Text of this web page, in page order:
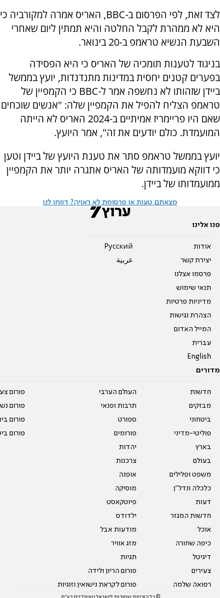
לצד זאת, לפי הפרסום ב-BBC, האריס אמרה למקורביה כי
היא לא ממהרת לקבל החלטה והיא תמתין ליום שאחרי
השבעת הנשיא טראמפ ב-20 בינואר.
בניגוד לטענות תומכיה של האריס כי היא הפסידה
בפערים קטנים יחסית במדינות מתנדנדות, יועץ בממשל
ביידן שזהותו לא נחשפה אמר ל-BBC כי הקמפיין של
טראמפ הצליח להפיל את הקמפיין שלה: "אנשים שוכחים
שאם היו פריימריז אמיתיים ב-2024 האריס לא הייתה
המועמדת. כולם יודעים את זה", אמר היועץ.
יועץ בממשל טראמפ סתר את טענת היועץ של ביידן וטען
כי דווקא מועמדותה של האריס אתגרה יותר את הקמפיין
ממועמדותו של ביידן.
מצאתם טעות או פרסומת לא ראויה? דווחו לנו
פנו אלינו
אודות
יצירת קשר
פרסמו אצלנו
תנאי שימוש
מדיניות פרטיות
הצהרת נגישות
המייל האדום
עברית
English
Pусский
عربية
מדורים
חדשות
מבזקים
ביטחוני
פוליטי-מדיני
בארץ
בעולם
משפט ופלילים
כלכלה ונדל"ן
דעות
חדשות המגזר
אוכל
כיפה שחורה
דיגיטל
צעירים
רפואה שלמה
העולם הערבי
תרבות ופנאי
ספורט
פורומים
יהדות
צרכנות
אופנה
מוסיקה
פיוטקאסט
ילדודס
מודעות אבל
מזג אוויר
תגיות
פורום הריון ולידה
פורום לקראת נישואין וזוגיות
פורום
פורום
פורום
פורום
© כל הזכויות שמורות לישראל נשיונל ניוז בע"מ.